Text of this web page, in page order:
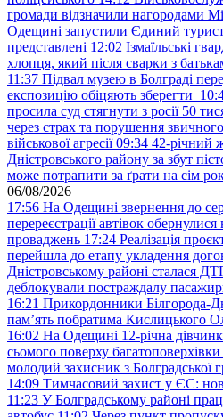
громади відзначили нагородами
Одещині запустили Єдиний
представлені 12:02 Ізмаїльські
хлопця, який після сварки з
11:37 Підвал музею в Болграді
експозицію обіцяють зберегти
просила суд стягнути з росії 50
через страх та порушення
військової агресії 09:34 42-річний
Дністровського району за збут
може потрапити за ґрати на сім
06/08/2026
17:56 На Одещині звернення до
перереєстрації автівок
проваджень 17:24 Реалізація
перейшла до етапу укладення
Дністровському районі сталася
деблокували постраждалу
16:21 Прикордонники Білгорода-
пам’ять побратима Кислицького
16:02 На Одещині 12-річна
сьомого поверху багатоповерхівки
молодий захисник з
14:09 Тимчасовий захист у ЄС:
11:23 У Болградському районі